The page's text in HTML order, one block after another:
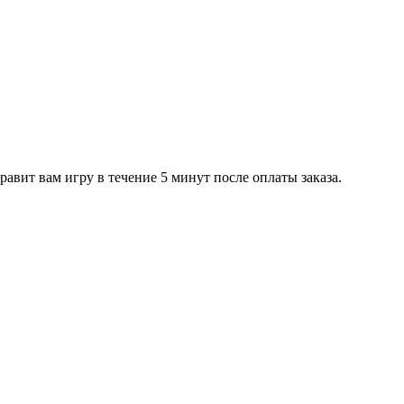
вам игру в течение 5 минут после оплаты заказа.